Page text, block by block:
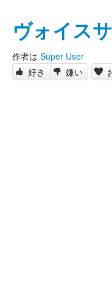
ヴォイス
作者は Super User
好き
嫌い